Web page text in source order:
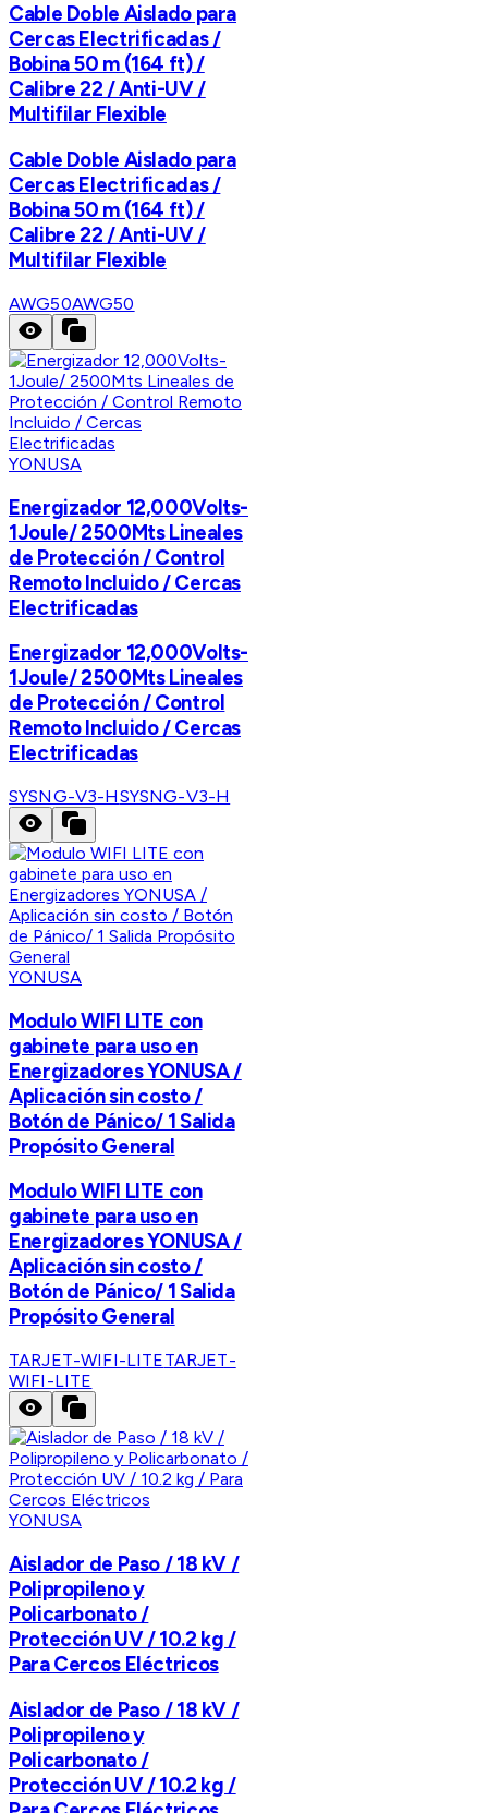
Cable Doble Aislado para
Cercas Electrificadas /
Bobina 50 m (164 ft) /
Calibre 22 / Anti-UV /
Multifilar Flexible
Cable Doble Aislado para
Cercas Electrificadas /
Bobina 50 m (164 ft) /
Calibre 22 / Anti-UV /
Multifilar Flexible
AWG50AWG50
YONUSA
Energizador 12,000Volts-
1Joule/ 2500Mts Lineales
de Protección / Control
Remoto Incluido / Cercas
Electrificadas
Energizador 12,000Volts-
1Joule/ 2500Mts Lineales
de Protección / Control
Remoto Incluido / Cercas
Electrificadas
SYSNG-V3-HSYSNG-V3-H
YONUSA
Modulo WIFI LITE con
gabinete para uso en
Energizadores YONUSA /
Aplicación sin costo /
Botón de Pánico/ 1 Salida
Propósito General
Modulo WIFI LITE con
gabinete para uso en
Energizadores YONUSA /
Aplicación sin costo /
Botón de Pánico/ 1 Salida
Propósito General
TARJET-WIFI-LITETARJET-
WIFI-LITE
YONUSA
Aislador de Paso / 18 kV /
Polipropileno y
Policarbonato /
Protección UV / 10.2 kg /
Para Cercos Eléctricos
Aislador de Paso / 18 kV /
Polipropileno y
Policarbonato /
Protección UV / 10.2 kg /